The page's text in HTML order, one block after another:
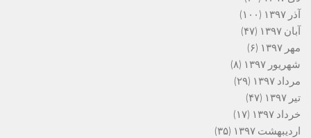
آذر ۱۳۹۷
(۱۰۰)
آبان ۱۳۹۷
(۴۷)
مهر ۱۳۹۷
(۶)
شهریور ۱۳۹۷
(۸)
مرداد ۱۳۹۷
(۲۹)
تیر ۱۳۹۷
(۴۷)
خرداد ۱۳۹۷
(۱۷)
اردیبهشت ۱۳۹۷
(۳۵)